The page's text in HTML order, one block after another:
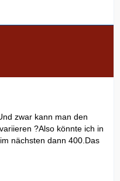
zwar kann man den
?Also könnte ich in
nächsten dann 400.Das